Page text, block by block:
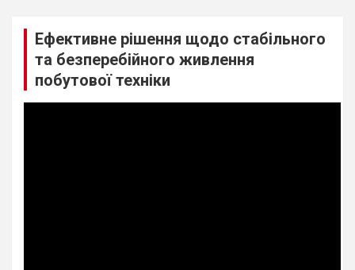
Ефективне рішення щодо стабільного
та безперебійного живлення
побутової техніки